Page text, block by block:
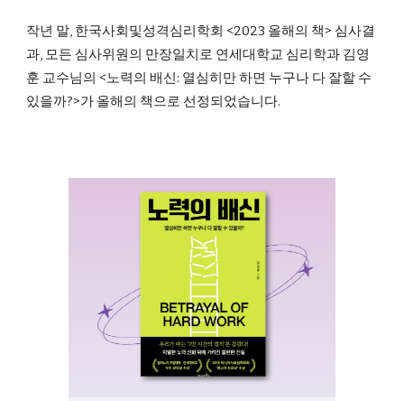
작년 말, 한국사회및성격심리학회 <2023 올해의 책> 심사결
과, 모든 심사위원의 만장일치로 연세대학교 심리학과 김영
훈 교수님의 <노력의 배신: 열심히만 하면 누구나 다 잘할 수
있을까?>가 올해의 책으로 선정되었습니다.